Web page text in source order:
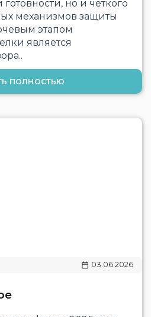
но и четкого
механизмов защиты
этапом
является
полностью
03.06.2026